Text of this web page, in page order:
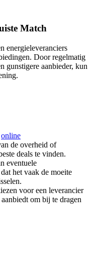
Match
energieleveranciers
Door regelmatig
gunstigere aanbieder, kun
online
de overheid of
deals te vinden.
eventuele
het vaak de moeite
voor een leverancier
om bij te dragen